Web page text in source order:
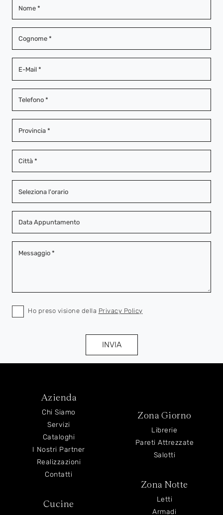
Ho preso visione della Privacy Policy
INVIA
Azienda
Chi Siamo
Servizi
Cataloghi
I Nostri Partner
Realizzazioni
Contatti
Cucine
Zona Giorno
Librerie
Pareti Attrezzate
Salotti
Zona Notte
Letti
Armadi